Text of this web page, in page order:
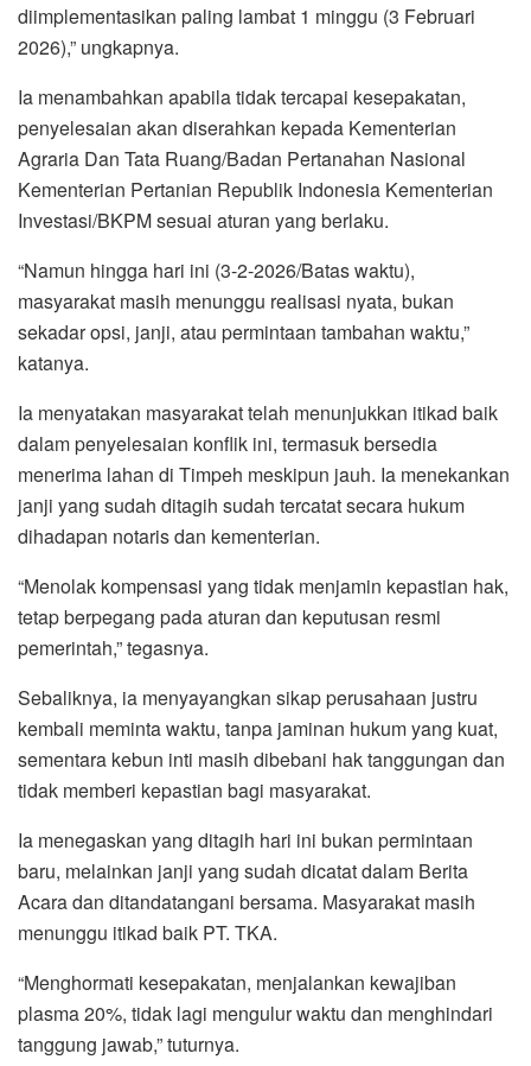
diimplementasikan paling lambat 1 minggu (3 Februari
2026),” ungkapnya.
Ia menambahkan apabila tidak tercapai kesepakatan,
penyelesaian akan diserahkan kepada Kementerian
Agraria Dan Tata Ruang/Badan Pertanahan Nasional
Kementerian Pertanian Republik Indonesia Kementerian
Investasi/BKPM sesuai aturan yang berlaku.
“Namun hingga hari ini (3-2-2026/Batas waktu),
masyarakat masih menunggu realisasi nyata, bukan
sekadar opsi, janji, atau permintaan tambahan waktu,”
katanya.
Ia menyatakan masyarakat telah menunjukkan itikad baik
dalam penyelesaian konflik ini, termasuk bersedia
menerima lahan di Timpeh meskipun jauh. Ia menekankan
janji yang sudah ditagih sudah tercatat secara hukum
dihadapan notaris dan kementerian.
“Menolak kompensasi yang tidak menjamin kepastian hak,
tetap berpegang pada aturan dan keputusan resmi
pemerintah,” tegasnya.
Sebaliknya, ia menyayangkan sikap perusahaan justru
kembali meminta waktu, tanpa jaminan hukum yang kuat,
sementara kebun inti masih dibebani hak tanggungan dan
tidak memberi kepastian bagi masyarakat.
Ia menegaskan yang ditagih hari ini bukan permintaan
baru, melainkan janji yang sudah dicatat dalam Berita
Acara dan ditandatangani bersama. Masyarakat masih
menunggu itikad baik PT. TKA.
“Menghormati kesepakatan, menjalankan kewajiban
plasma 20%, tidak lagi mengulur waktu dan menghindari
tanggung jawab,” tuturnya.